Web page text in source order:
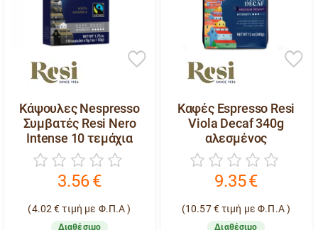
Κάψουλες Nespresso
Συμβατές Resi Nero
Intense 10 τεμάχια
3.56€
(4.02 €τιμή με Φ.Π.Α )
Διαθέσιμο
Καφές Espresso Resi
Viola Decaf 340g
αλεσμένος
9.35€
(10.57 €τιμή με Φ.Π.Α )
Διαθέσιμο